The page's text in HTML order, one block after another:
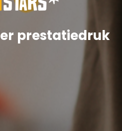
prestatiedruk